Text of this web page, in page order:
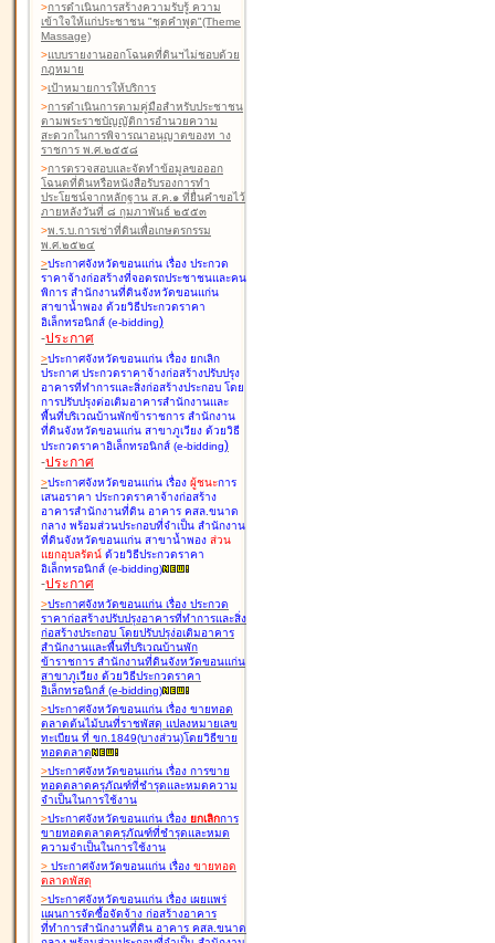
>การดำเนินการสร้างความรับรู้ ความ
เข้าใจให้แก่ประชาชน "ชุดคำพูด"(Theme
Massage)
>แบบรายงานออกโฉนดที่ดินฯไม่ชอบด้วย
กฎหมาย
>เป้าหมายการให้บริการ
>การดำเนินการตามคู่มือสำหรับประชาชน
ตามพระราชบัญญัติการอำนวยความ
สะดวกในการพิจารณาอนุญาตของท าง
ราชการ พ.ศ.๒๕๕๘
>การตรวจสอบและจัดทำข้อมูลขอออก
โฉนดที่ดินหรือหนังสือรับรองการทำ
ประโยชน์จากหลักฐาน ส.ค.๑ ที่ยื่นคำขอไว้
ภายหลังวันที่ ๘ กุมภาพันธ์ ๒๕๕๓
>พ.ร.บ.การเช่าที่ดินเพื่อเกษตรกรรม
พ.ศ.๒๕๒๔
>ประกาศจังหวัดขอนแก่น เรื่อง ประกวด
ราคาจ้างก่อสร้างที่จอดรถประชาชนและคน
พิการ สำนักงานที่ดินจังหวัดขอนแก่น
สาขาน้ำพอง ด้วยวิธีประกวดราคา
อิเล็กทรอนิกส์ (e-bidding)
-ประกาศ
>ประกาศจังหวัดขอนแก่น เรื่อง ยกเลิก
ประกาศ ประกวดราคาจ้างก่อสร้างปรับปรุง
อาคารที่ทำการและสิ่งก่อสร้างประกอบ โดย
การปรับปรุงต่อเติมอาคารสำนักงานและ
พื้นที่บริเวณบ้านพักข้าราชการ สำนักงาน
ที่ดินจังหวัดขอนแก่น สาขาภูเวียง ด้วยวิธี
ประกวดราคาอิเล็กทรอนิกส์ (e-bidding)
-ประกาศ
>ประกาศจังหวัดขอนแก่น เรื่อง ผู้ชนะการ
เสนอราคา ประกวดราคาจ้างก่อสร้าง
อาคารสำนักงานที่ดิน อาคาร คสล.ขนาด
กลาง พร้อมส่วนประกอบที่จำเป็น สำนักงาน
ที่ดินจังหวัดขอนแก่น สาขาน้ำพอง ส่วน
แยกอุบลรัตน์ ด้วยวิธีประกวดราคา
อิเล็กทรอนิกส์ (e-bidding)
-ประกาศ
>ประกาศจังหวัดขอนแก่น เรื่อง ประกวด
ราคาก่อสร้างปรับปรุงอาคารที่ทำการและสิ่ง
ก่อสร้างประกอบ โดยปรับปรุง่อเติมอาคาร
สำนักงานและพื้นที่บริเวณบ้านพัก
ข้าราชการ สำนักงานที่ดินจังหวัดขอนแก่น
สาขาภูเวียง ด้วยวิธีประกวดราคา
อิเล็กทรอนิกส์ (e-bidding)
>ประกาศจังหวัดขอนแก่น เรื่อง ขายทอด
ตลาดต้นไม้บนที่ราชพัสดุ แปลงหมายเลข
ทะเบียน ที่ ขก.1849(บางส่วน)โดยวิธีขาย
ทอดตลาด
>ประกาศจังหวัดขอนแก่น เรื่อง การขาย
ทอดตลาดครุภัณฑ์ที่ชำรุดและหมดความ
จำเป็นในการใช้งาน
>ประกาศจังหวัดขอนแก่น เรื่อง ยกเลิกการ
ขายทอดตลาดครุภัณฑ์ที่ชำรุดและหมด
ความจำเป็นในการใช้งาน
> ประกาศจังหวัดขอนแก่น เรื่อง ขายทอด
ตลาดพัสดุ
>ประกาศจังหวัดขอนแก่น เรื่อง เผยแพร่
แผนการจัดซื้อจัดจ้าง ก่อสร้างอาคาร
ที่ทำการสำนักงานที่ดิน อาคาร คสล.ขนาด